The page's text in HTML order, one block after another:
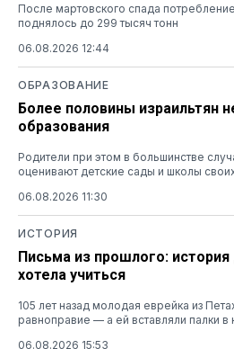
После мартовского спада
поднялось до 299 тысяч тонн
06.08.2026 12:44
ОБРАЗОВАНИЕ
Более половины израильтян
образования
Родители при этом в большинстве
оценивают детские сады и школы
06.08.2026 11:30
ИСТОРИЯ
Письма из прошлого:
хотела учиться
105 лет назад молодая еврейка из
равноправие — а ей вставляли палки в
06.08.2026 15:53